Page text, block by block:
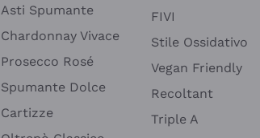
Asti Spumante
Chardonnay Vivace
Prosecco Rosé
Spumante Dolce
Cartizze
FIVI
Stile Ossidativo
Vegan Friendly
Recoltant
Triple A